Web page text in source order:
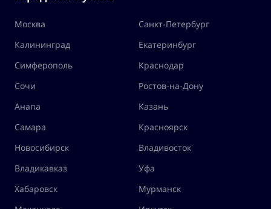
Москва
Санкт-Петербург
Калининград
Екатеринбург
Симферополь
Краснодар
Сочи
Ростов-на-Дону
Анапа
Казань
Самара
Красноярск
Новосибирск
Владивосток
Владикавказ
Уфа
Хабаровск
Мурманск